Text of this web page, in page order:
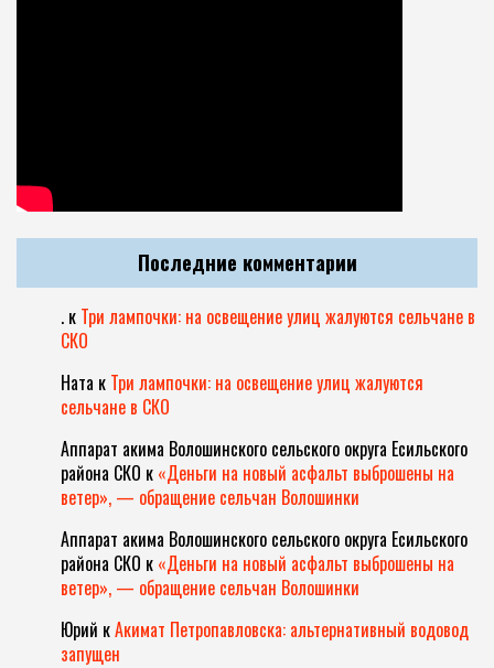
Последние комментарии
. к Три лампочки: на освещение улиц жалуются сельчане в
СКО
Ната к Три лампочки: на освещение улиц жалуются
сельчане в СКО
Аппарат акима Волошинского сельского округа Есильского
района СКО к «Деньги на новый асфальт выброшены на
ветер», — обращение сельчан Волошинки
Аппарат акима Волошинского сельского округа Есильского
района СКО к «Деньги на новый асфальт выброшены на
ветер», — обращение сельчан Волошинки
Юрий кАкимат Петропавловска: альтернативный водовод
запущен